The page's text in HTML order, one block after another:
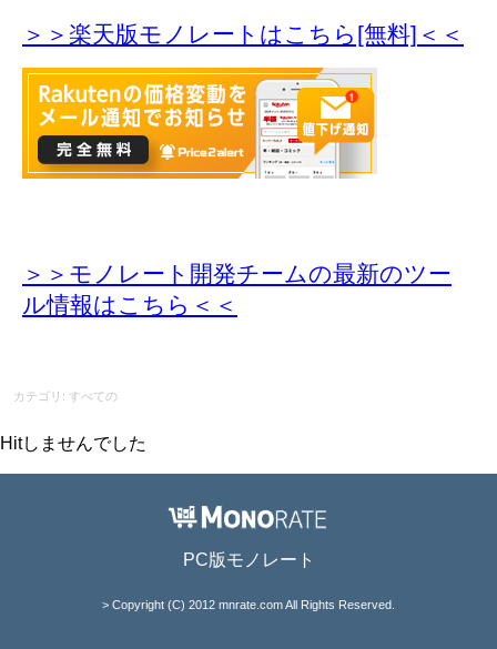
＞＞楽天版モノレートはこちら[無料]＜＜
＞＞モノレート開発チームの最新のツー
ル情報はこちら＜＜
カテゴリ: すべての
Hitしませんでした
PC版モノレート
> Copyright (C) 2012 mnrate.com All Rights Reserved.